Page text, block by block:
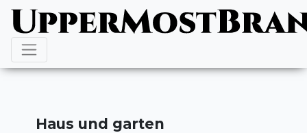
Haus und garten